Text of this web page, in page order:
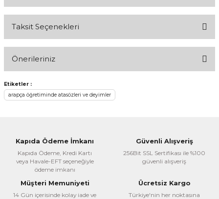
Taksit Seçenekleri
Önerileriniz
Bu ürünün fiyat bilgisi, resim, ürün açıklamalarında ve diğer
konularda yetersiz gördüğünüz noktaları öneri formunu
kullanarak tarafımıza iletebilirsiniz.
Ürün resmi kalitesiz, bozuk veya görüntülenemiyor.
Ürün açıklamasında eksik bilgiler bulunuyor.
Ürün bilgilerinde hatalar bulunuyor.
Etiketler :
arapça öğretiminde atasözleri ve deyimler
Kapıda Ödeme İmkanı
Kapıda Ödeme, Kredi Kartı
veya Havale-EFT seçeneğiyle
ödeme imkanı
Güvenli Alışveriş
256Bit SSL Sertifikası ile %100
güvenli alışveriş
Müşteri Memuniyeti
14 Gün içerisinde kolay iade ve
Ücretsiz Kargo
Türkiye'nin her noktasına